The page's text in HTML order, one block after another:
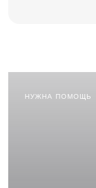
НУЖНА ПОМОЩЬ